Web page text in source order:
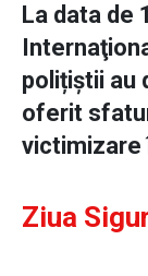
La data de
polițiștii au
oferit
victimizare
Ziua